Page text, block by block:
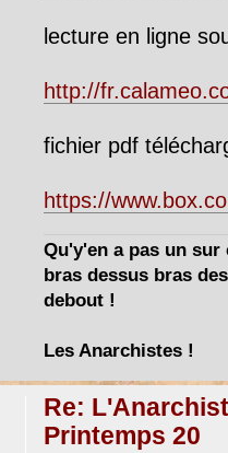
lecture en ligne
http://
fichier pdf
https://
Qu'y'en a pas un
bras dessus bras
debout !
Les Anarchistes !
Re:
Printemps 20